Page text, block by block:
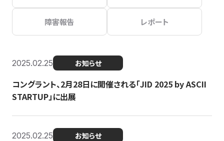
障害報告 レポート
2025.02.25 お知らせ
コングラント、2月28日に開催される「JID 2025 by ASCII
STARTUP」に出展
2025.02.25 お知らせ